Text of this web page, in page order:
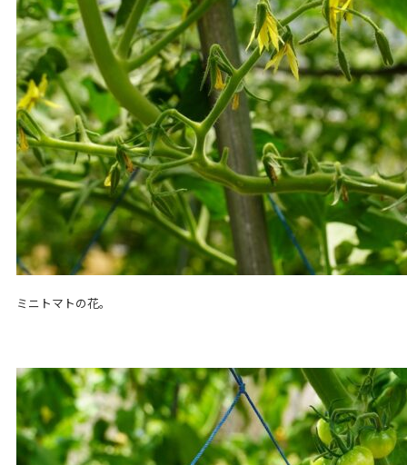
ミニトマトの花。